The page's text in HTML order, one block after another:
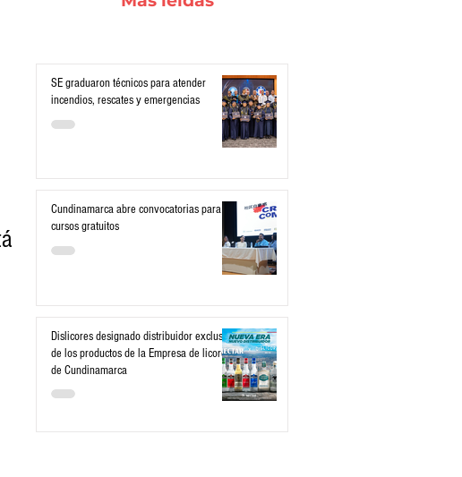
SE graduaron técnicos para atender
incendios, rescates y emergencias
Cundinamarca abre convocatorias para
cursos gratuitos
Dislicores designado distribuidor exclusivo
de los productos de la Empresa de licores
de Cundinamarca